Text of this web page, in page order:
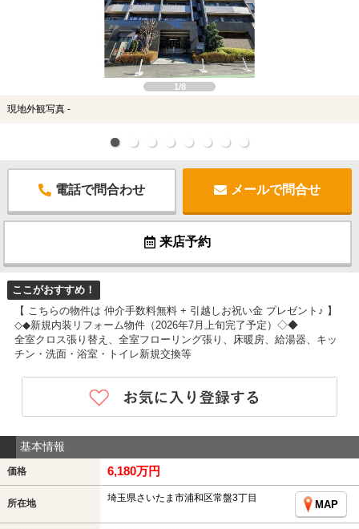
1/8
現地外観写真 -
電話で問合わせ メールで問合せ
来店予約
ここがおすすめ！
【 こちらの物件は 仲介手数料無料 + 引越しお祝い金 プレゼント♪ 】
◇◆新規内装リフォーム物件（2026年7月上旬完了予定）◇◆
全室クロス張り替え、全室フローリング張り、床暖房、給湯器、キッ
チン・洗面・浴室・トイレ新規交換等
基本情報
価格 6,180万円
所在地 埼玉県さいたま市浦和区常盤3丁目
MAP